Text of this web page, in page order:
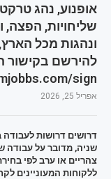
אופנוע, נהג
שליחויות, הפצה,
ונהגות מכל
להירשם בקישור
sign/
אפריל 25, 2026
שניה, מדובר על עבודה
צהריים או ערב לפי